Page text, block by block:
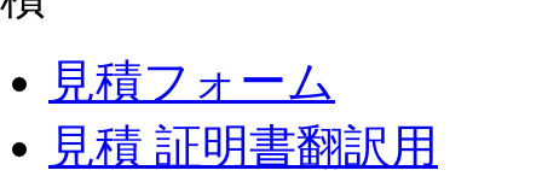
見積フォーム
見積 証明書翻訳用